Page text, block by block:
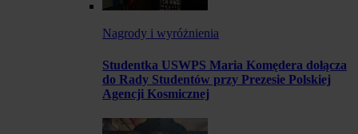
Nagrody i wyróżnienia
Studentka USWPS Maria Komędera dołącza
do Rady Studentów przy Prezesie Polskiej
Agencji Kosmicznej